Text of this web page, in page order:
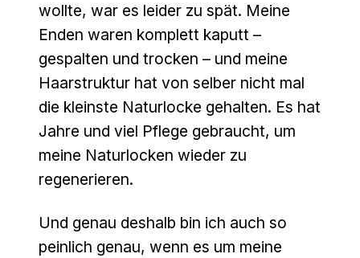
wollte, war es leider zu spät. Meine
Enden waren komplett kaputt –
gespalten und trocken – und meine
Haarstruktur hat von selber nicht mal
die kleinste Naturlocke gehalten. Es hat
Jahre und viel Pflege gebraucht, um
meine Naturlocken wieder zu
regenerieren.
Und genau deshalb bin ich auch so
peinlich genau, wenn es um meine